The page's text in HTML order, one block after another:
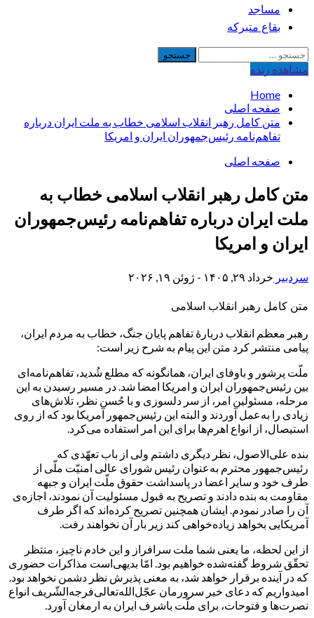
مساجد
بقاع متبرکه
جستجو
برای:
مشاهده‌ زنده
Home
صفحه اصلی
متن کامل رهبر انقلاب اسلامی خطاب به ملت ایران درباره
تفاهم‌نامه رئیس‌جمهوران ایران و امریکا
صفحه اصلی
متن کامل رهبر انقلاب اسلامی خطاب به
ملت ایران درباره تفاهم‌نامه رئیس‌جمهوران
ایران و امریکا
سردبیر خرداد ۲۹, ۱۴۰۵ - ژوئن ۱۹, ۲۰۲۶
متن کامل رهبر انقلاب اسلامی
رهبر معظم انقلاب دربارهٔ تفاهم پایان جنگ، خطاب به مردم ایران،
پیامی منتشر کرد متن این پیام به شرح زیر است:
ملّت پرشور و باوفای ایران، همانگونه که مطلع شُدید، تفاهم‌نامه‌ای
بین رئیس‌جمهوران ایران و امریکا امضا شد. در مسیر رسیدن به این
مرحله، مسئولین امر، از سر دلسوزی و با حُسن نظر، تلاش‌های
زیادی را به‌عمل آوردند و البته این رئیس‌جمهور آمریکا بود که از روی
استیصال، از انواع اهرم‌ها برای این امر استفاده می‌کرد.
بنده علی‌الاصول، نظر دیگری داشتم ولی از باب تعهّدی که
رئیس‌جمهور محترم به‌عنوان رئیس شورای عالی امنیّت ملّی از
طرف خود و سایر اعضا در پاسداشت حقوق ملّت ایران و جبهه
مقاومت به بنده دادند و تصریح به قبول مسئولیت آن نمودند، اجازه‌ی
آن را صادر نمودم‌. ایشان همچنین تصریح کرده‌اند که اگر طرف
آمریکایی بخواهد زیاده‌خواهی کند زیر بار آن نخواهند رفت.
از این لحظه، ما یعنی شما ملت سرافراز و این خادم ناچیز، منتظر
تحقّق شروط گفته‌شده خواهیم بود. امّا بدیهی‌است مذاکرات حضوری
که در آینده برقرار خواهد شد، به معنی پذیرش نظر دشمن نخواهد بود.
امیدواریم که دعای خیر سرورمان عجّل‌الله‌تعالی‌فرجه‌الشّریف انواع
نصرت‌ها و فتوحات، برای ملّت باشرف ایران به ارمغان آورد.